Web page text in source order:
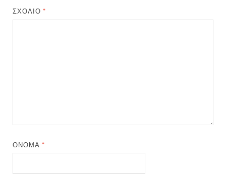
ΣΧΌΛΙΟ*
ΌΝΟΜΑ*